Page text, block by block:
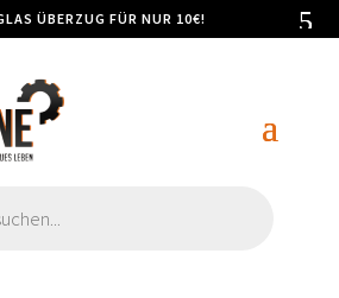
ÜBERZUG FÜR NUR 10€!